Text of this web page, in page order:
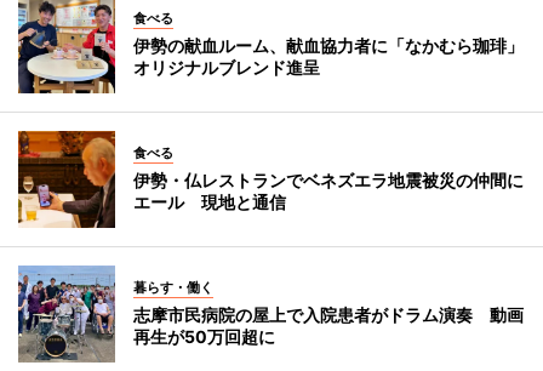
食べる
伊勢の献血ルーム、献血協力者に「なかむら珈琲」
オリジナルブレンド進呈
食べる
伊勢・仏レストランでベネズエラ地震被災の仲間に
エール 現地と通信
暮らす・働く
志摩市民病院の屋上で入院患者がドラム演奏 動画
再生が50万回超に